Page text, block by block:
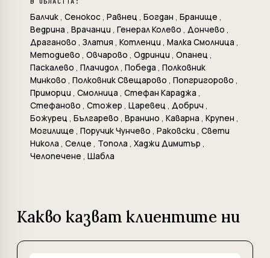
Балчик, Сенокос , Равнец , Богдан , Бранище ,
Ведрина , Врачанци , Генерал Колево , Дончево ,
Драганово , Златия , Котленци , Малка Смолница ,
Методиево , Овчарово , Одринци , Опанец ,
Паскалево , Плачидол, Победа , Полковник
Минково , Полковник Свещарово , Попгригорово ,
Приморци , Смолница , Стефан Караджа ,
Стефаново , Стожер , Царевец , Добрич ,
Божурец , Българево , Вранино , Каварна , Крупен ,
Могилище , Поручик Чунчево , Раковски , Свети
Никола , Селце , Топола , Хаджи Димитър ,
Челопечене , Шабла
Какво казват клиентите ни